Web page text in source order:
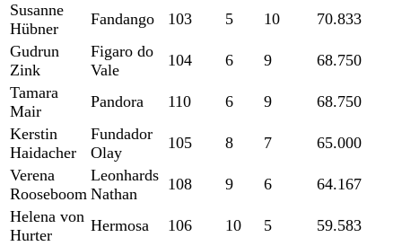
Susanne
Hübner
Fandango 103 5 10
70.833
Gudrun
Zink
Figaro do
Vale
104 6 9
68.750
Tamara
Mair
Pandora 110 6 9
68.750
Kerstin
Haidacher
Fundador
Olay
105 8 7
65.000
Verena
Rooseboom
Leonhards
Nathan
108 9 6
64.167
Helena von
Hurter
Hermosa 106 10 5
59.583